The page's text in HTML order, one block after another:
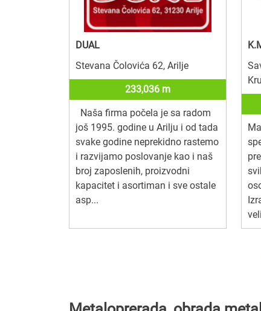
DUAL
Stevana Čolovića 62, Arilje
233,036 m
Naša firma počela je sa radom
još 1995. godine u Arilju i od tada
svake godine neprekidno rastemo
i razvijamo poslovanje kao i naš
broj zaposlenih, proizvodni
kapacitet i asortiman i sve ostale
asp...